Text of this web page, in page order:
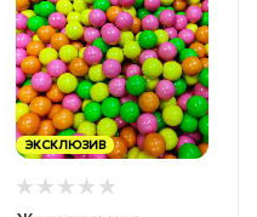
ЭКСКЛЮЗИВ